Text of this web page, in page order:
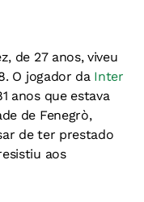
de 27 anos, viveu
O jogador daInter
anos que estava
de Fenegrò,
de ter prestado
aos